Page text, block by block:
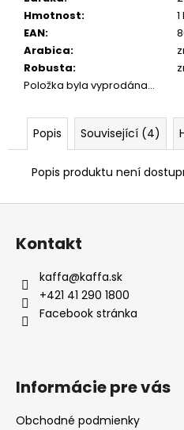
Hmotnost:
EAN:
Arabica:
Robusta:
Položka byla vyprodána…
Popis Související (4)
Popis produktu není
Z
Kontakt
kaffa@kaffa.sk
+421 41 290 1800
Facebook stránka
Informácie pre vás
Obchodné podmienky